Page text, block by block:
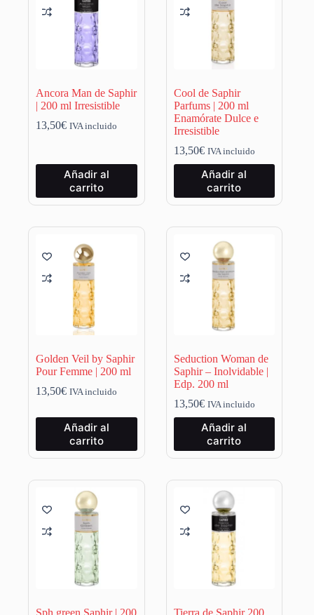
Ancora Man de Saphir
| 200 ml Irresistible
13,50€ IVA incluido
Añadir al
carrito
Cool de Saphir
Parfums | 200 ml
Enamórate Dulce e
Irresistible
13,50€ IVA incluido
Añadir al
carrito
Golden Veil by Saphir
Pour Femme | 200 ml
13,50€ IVA incluido
Añadir al
carrito
Seduction Woman de
Saphir – Inolvidable |
Edp. 200 ml
13,50€ IVA incluido
Añadir al
carrito
Sph green Saphir | 200 Tierra de Saphir 200